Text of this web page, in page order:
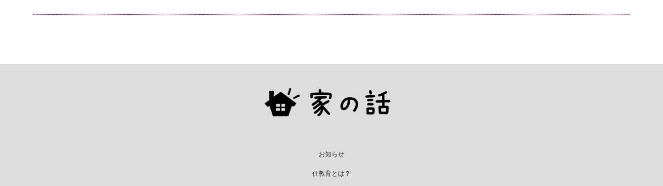
お知らせ
住教育とは？